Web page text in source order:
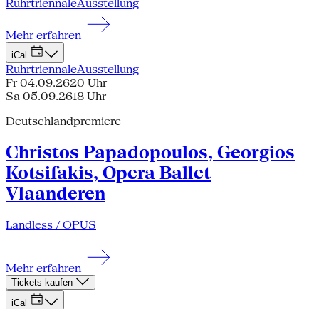
RuhrtriennaleAusstellung
Mehr erfahren
iCal
RuhrtriennaleAusstellung
Fr 04.09.2620 Uhr
Sa 05.09.2618 Uhr
Deutschlandpremiere
Christos Papadopoulos, Georgios
Kotsifakis, Opera Ballet
Vlaanderen
Landless / OPUS
Mehr erfahren
Tickets kaufen
iCal